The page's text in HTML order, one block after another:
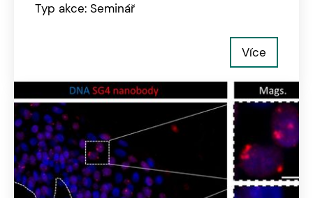
Typ akce: Seminář
Více